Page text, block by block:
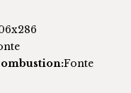
Fonte